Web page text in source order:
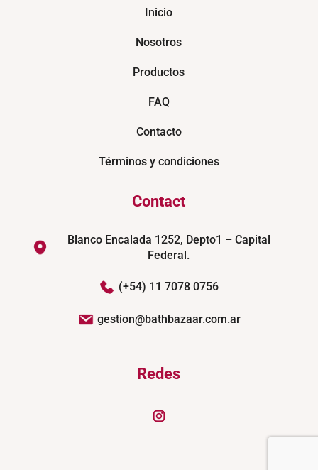
Inicio
Nosotros
Productos
FAQ
Contacto
Términos y condiciones
Contact
Blanco Encalada 1252, Depto1 – Capital
Federal.
(+54) 11 7078 0756
gestion@bathbazaar.com.ar
Redes